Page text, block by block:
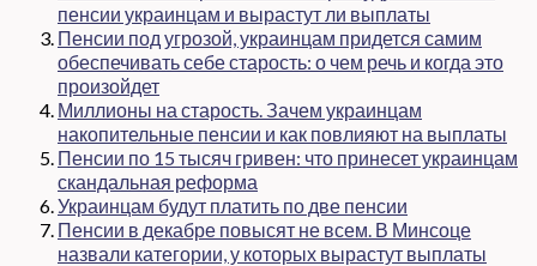
пенсии украинцам и вырастут ли выплаты
Пенсии под угрозой, украинцам придется самим
обеспечивать себе старость: о чем речь и когда это
произойдет
Миллионы на старость. Зачем украинцам
накопительные пенсии и как повлияют на выплаты
Пенсии по 15 тысяч гривен: что принесет украинцам
скандальная реформа
Украинцам будут платить по две пенсии
Пенсии в декабре повысят не всем. В Минсоце
назвали категории, у которых вырастут выплаты